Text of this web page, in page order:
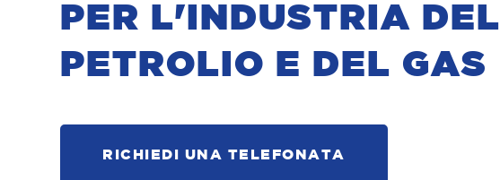
PER L'INDUSTRIA DEL
PETROLIO E DEL GAS
RICHIEDI UNA TELEFONATA